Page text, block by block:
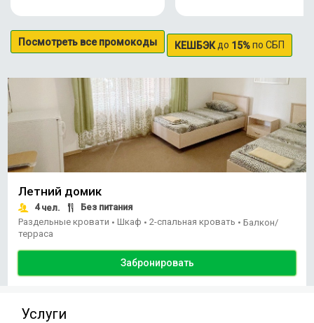
Посмотреть все промокоды КЕШБЭКдо 15%по СБП
Летний домик
4чел.
Без питания
Раздельные кровати • Шкаф • 2-спальная кровать • Балкон/
терраса
Забронировать
Услуги